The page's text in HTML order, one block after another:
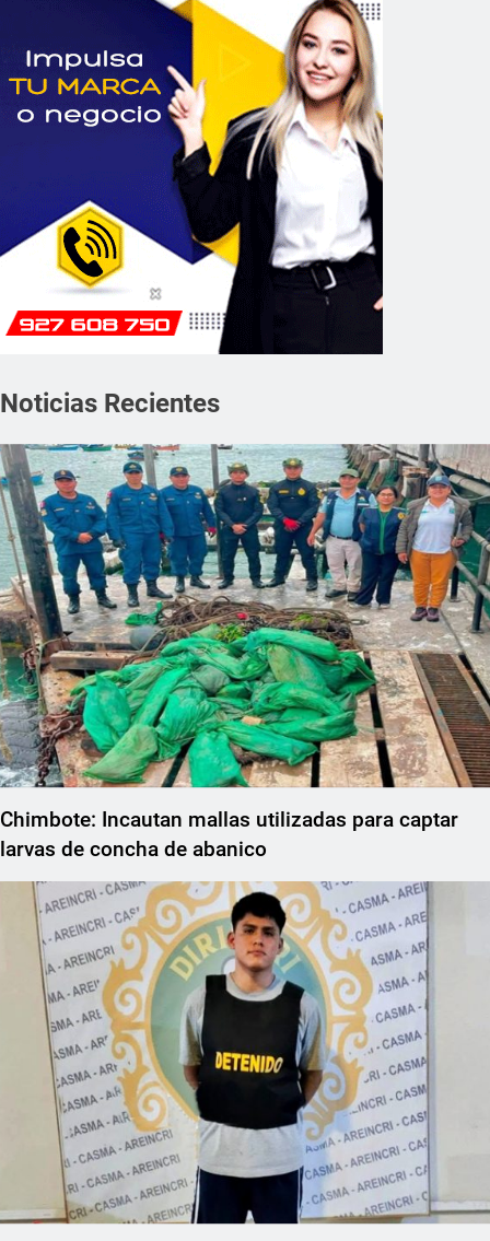
Noticias Recientes
Chimbote: Incautan mallas utilizadas para captar
larvas de concha de abanico